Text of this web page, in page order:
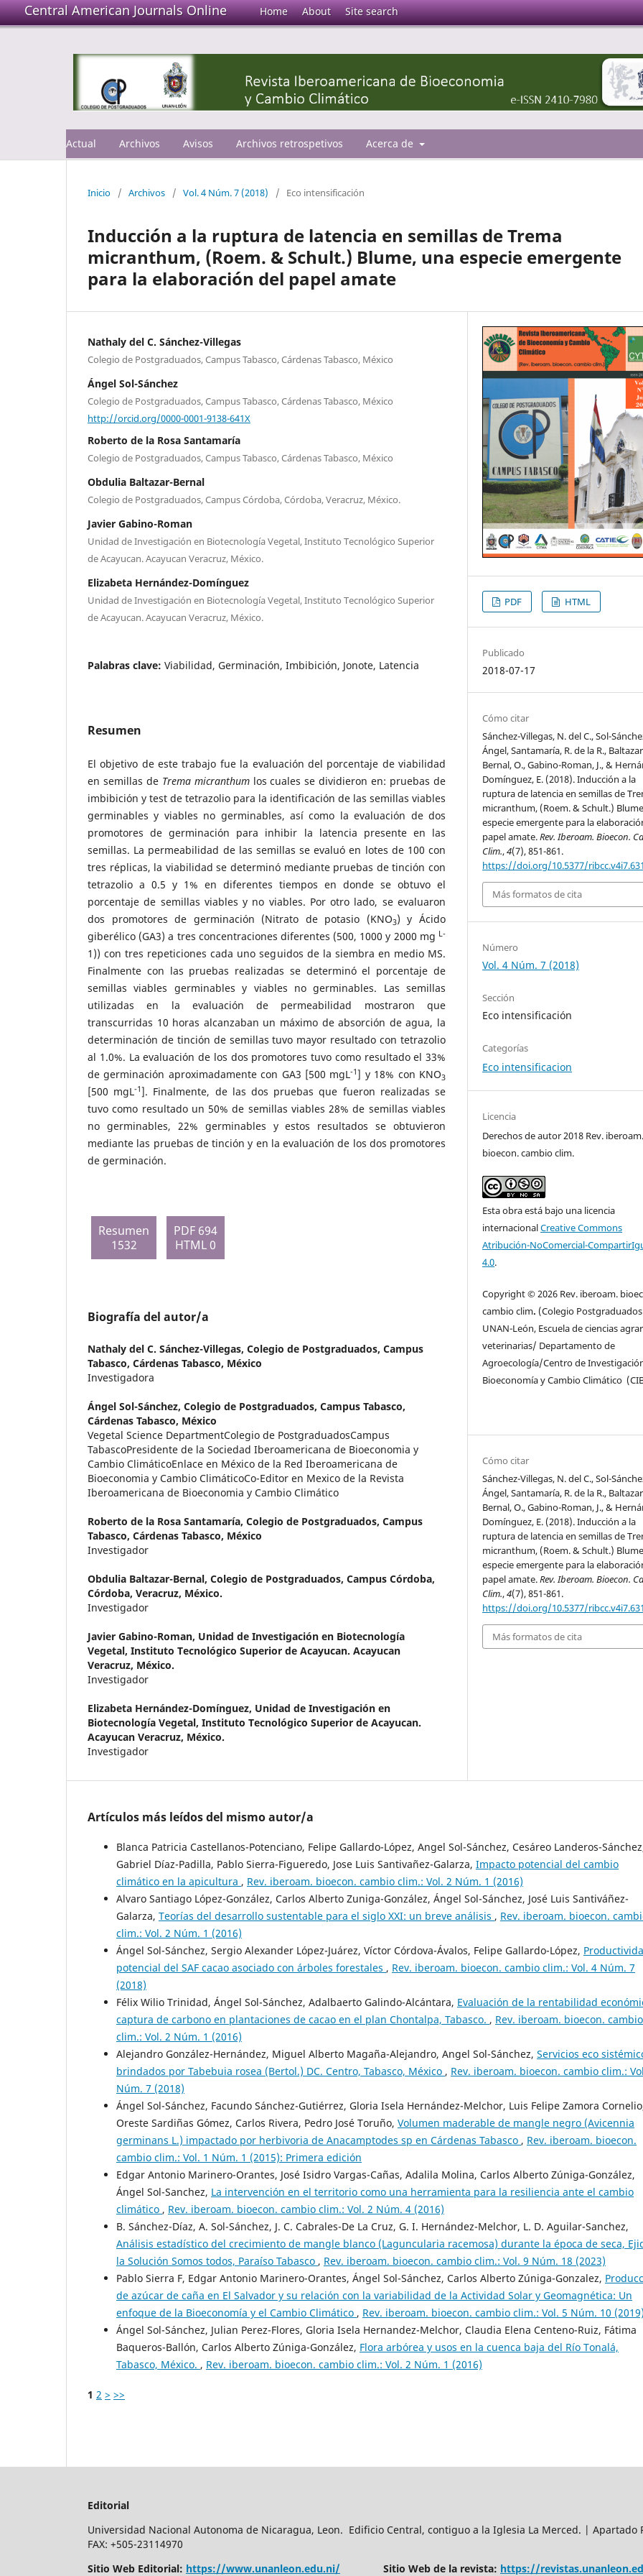
Central American Journals Online Home About Site search
Actual Archivos Avisos Archivos retrospetivos Acerca de
Inicio / Archivos / Vol. 4 Núm. 7 (2018) / Eco intensificación
Inducción a la ruptura de latencia en semillas de Trema
micranthum, (Roem. & Schult.) Blume, una especie emergente
para la elaboración del papel amate
Nathaly del C. Sánchez-Villegas
Colegio de Postgraduados, Campus Tabasco, Cárdenas Tabasco, México
Ángel Sol-Sánchez
Colegio de Postgraduados, Campus Tabasco, Cárdenas Tabasco, México
http://orcid.org/0000-0001-9138-641X
Roberto de la Rosa Santamaría
Colegio de Postgraduados, Campus Tabasco, Cárdenas Tabasco, México
Obdulia Baltazar-Bernal
Colegio de Postgraduados, Campus Córdoba, Córdoba, Veracruz, México.
Javier Gabino-Roman
Unidad de Investigación en Biotecnología Vegetal, Instituto Tecnológico Superior
de Acayucan. Acayucan Veracruz, México.
Elizabeta Hernández-Domínguez
Unidad de Investigación en Biotecnología Vegetal, Instituto Tecnológico Superior
de Acayucan. Acayucan Veracruz, México.
Palabras clave: Viabilidad, Germinación, Imbibición, Jonote, Latencia
Resumen
El objetivo de este trabajo fue la evaluación del porcentaje de viabilidad
en semillas de Trema micranthumlos cuales se dividieron en: pruebas de
imbibición y test de tetrazolio para la identificación de las semillas viables
germinables y viables no germinables, así como la evaluación de dos
promotores de germinación para inhibir la latencia presente en las
semillas. La permeabilidad de las semillas se evaluó en lotes de 100 con
tres réplicas, la viabilidad se determinó mediante pruebas de tinción con
tetrazolio a 0.5 y 1% en diferentes tiempos en donde se obtuvo el
porcentaje de semillas viables y no viables. Por otro lado, se evaluaron
dos promotores de germinación (Nitrato de potasio (KNO3) y Ácido
giberélico (GA3) a tres concentraciones diferentes (500, 1000 y 2000 mg L-
1)) con tres repeticiones cada uno seguidos de la siembra en medio MS.
Finalmente con las pruebas realizadas se determinó el porcentaje de
semillas viables germinables y viables no germinables. Las semillas
utilizadas en la evaluación de permeabilidad mostraron que
transcurridas 10 horas alcanzaban un máximo de absorción de agua, la
determinación de tinción de semillas tuvo mayor resultado con tetrazolio
al 1.0%. La evaluación de los dos promotores tuvo como resultado el 33%
de germinación aproximadamente con GA3 [500 mgL-1] y 18% con KNO3
[500 mgL-1]. Finalmente, de las dos pruebas que fueron realizadas se
tuvo como resultado un 50% de semillas viables 28% de semillas viables
no germinables, 22% germinables y estos resultados se obtuvieron
mediante las pruebas de tinción y en la evaluación de los dos promotores
de germinación.
Resumen
1532
PDF 694
HTML 0
Biografía del autor/a
Nathaly del C. Sánchez-Villegas, Colegio de Postgraduados, Campus
Tabasco, Cárdenas Tabasco, México
Investigadora
Ángel Sol-Sánchez, Colegio de Postgraduados, Campus Tabasco,
Cárdenas Tabasco, México
Vegetal Science DepartmentColegio de PostgraduadosCampus
TabascoPresidente de la Sociedad Iberoamericana de Bioeconomia y
Cambio ClimáticoEnlace en México de la Red Iberoamericana de
Bioeconomia y Cambio ClimáticoCo-Editor en Mexico de la Revista
Iberoamericana de Bioeconomia y Cambio Climático
Roberto de la Rosa Santamaría, Colegio de Postgraduados, Campus
Tabasco, Cárdenas Tabasco, México
Investigador
Obdulia Baltazar-Bernal, Colegio de Postgraduados, Campus Córdoba,
Córdoba, Veracruz, México.
Investigador
Javier Gabino-Roman, Unidad de Investigación en Biotecnología
Vegetal, Instituto Tecnológico Superior de Acayucan. Acayucan
Veracruz, México.
Investigador
Elizabeta Hernández-Domínguez, Unidad de Investigación en
Biotecnología Vegetal, Instituto Tecnológico Superior de Acayucan.
Acayucan Veracruz, México.
Investigador
PDF HTML
Publicado
2018-07-17
Cómo citar
Sánchez-Villegas, N. del C., Sol-
Ángel, Santamaría, R. de la R.,
Bernal, O., Gabino-Roman, J., &
Domínguez, E. (2018). Inducción a la
ruptura de latencia en semillas de
micranthum, (Roem. & Schult.)
especie emergente para la
papel amate.Rev. Iberoam. Bioecon.
Clim.,4(7), 851-861.
https://doi.org/10.5377/
Más formatos de cita
Número
Vol. 4 Núm. 7 (2018)
Sección
Eco intensificación
Categorías
Eco intensificacion
Licencia
Derechos de autor 2018 Rev.
bioecon. cambio clim.
Esta obra está bajo una licencia
internacionalCreative Commons
Atribución-NoComercial-
4.0.
Copyright © 2026 Rev. iberoam.
cambio clim. (Colegio
UNAN-León, Escuela de ciencias
veterinarias/ Departamento de
Agroecología/Centro de
Bioeconomía y Cambio Climático
Cómo citar
Sánchez-Villegas, N. del C., Sol-
Ángel, Santamaría, R. de la R.,
Bernal, O., Gabino-Roman, J., &
Domínguez, E. (2018). Inducción a la
ruptura de latencia en semillas de
micranthum, (Roem. & Schult.)
especie emergente para la
papel amate.Rev. Iberoam. Bioecon.
Clim.,4(7), 851-861.
https://doi.org/10.5377/
Más formatos de cita
Artículos más leídos del mismo autor/a
Blanca Patricia Castellanos-Potenciano, Felipe Gallardo-López, Angel Sol-Sánchez, Cesáreo Landeros-
Gabriel Díaz-Padilla, Pablo Sierra-Figueredo, Jose Luis Santivañez-Galarza, Impacto potencial del cambio
climático en la apicultura , Rev. iberoam. bioecon. cambio clim.: Vol. 2 Núm. 1 (2016)
Alvaro Santiago López-González, Carlos Alberto Zuniga-González, Ángel Sol-Sánchez, José Luis Santiváñez-
Galarza, Teorías del desarrollo sustentable para el siglo XXI: un breve análisis , Rev. iberoam. bioecon.
clim.: Vol. 2 Núm. 1 (2016)
Ángel Sol-Sánchez, Sergio Alexander López-Juárez, Víctor Córdova-Ávalos, Felipe Gallardo-López,
potencial del SAF cacao asociado con árboles forestales , Rev. iberoam. bioecon. cambio clim.: Vol. 4 Núm. 7
(2018)
Félix Wilio Trinidad, Ángel Sol-Sánchez, Adalbaerto Galindo-Alcántara, Evaluación de la rentabilidad
captura de carbono en plantaciones de cacao en el plan Chontalpa, Tabasco. , Rev. iberoam. bioecon. cambio
clim.: Vol. 2 Núm. 1 (2016)
Alejandro González-Hernández, Miguel Alberto Magaña-Alejandro, Angel Sol-Sánchez, Servicios eco
brindados por Tabebuia rosea (Bertol.) DC. Centro, Tabasco, México , Rev. iberoam. bioecon. cambio clim.:
Núm. 7 (2018)
Ángel Sol-Sánchez, Facundo Sánchez-Gutiérrez, Gloria Isela Hernández-Melchor, Luis Felipe Zamora
Oreste Sardiñas Gómez, Carlos Rivera, Pedro José Toruño, Volumen maderable de mangle negro (Avicennia
germinans L.) impactado por herbivoria de Anacamptodes sp en Cárdenas Tabasco , Rev. iberoam. bioecon.
cambio clim.: Vol. 1 Núm. 1 (2015): Primera edición
Edgar Antonio Marinero-Orantes, José Isidro Vargas-Cañas, Adalila Molina, Carlos Alberto Zúniga-González,
Ángel Sol-Sanchez, La intervención en el territorio como una herramienta para la resiliencia ante el cambio
climático , Rev. iberoam. bioecon. cambio clim.: Vol. 2 Núm. 4 (2016)
B. Sánchez-Díaz, A. Sol-Sánchez, J. C. Cabrales-De La Cruz, G. I. Hernández-Melchor, L. D. Aguilar-Sanchez,
Análisis estadístico del crecimiento de mangle blanco (Laguncularia racemosa) durante la época de seca,
la Solución Somos todos, Paraíso Tabasco , Rev. iberoam. bioecon. cambio clim.: Vol. 9 Núm. 18 (2023)
Pablo Sierra F, Edgar Antonio Marinero-Orantes, Ángel Sol-Sánchez, Carlos Alberto Zúniga-Gonzalez,
de azúcar de caña en El Salvador y su relación con la variabilidad de la Actividad Solar y Geomagnética: Un
enfoque de la Bioeconomía y el Cambio Climático , Rev. iberoam. bioecon. cambio clim.: Vol. 5 Núm. 10
Ángel Sol-Sánchez, Julian Perez-Flores, Gloria Isela Hernandez-Melchor, Claudia Elena Centeno-Ruiz, Fátima
Baqueros-Ballón, Carlos Alberto Zúniga-González, Flora arbórea y usos en la cuenca baja del Río Tonalá,
Tabasco, México. , Rev. iberoam. bioecon. cambio clim.: Vol. 2 Núm. 1 (2016)
1 2 > >>
Editorial
Universidad Nacional Autonoma de Nicaragua, Leon. Edificio Central, contiguo a la Iglesia La Merced. | Apartado
FAX: +505-23114970
Sitio Web Editorial: https://www.unanleon.edu.ni/ Sitio Web de la revista: https://